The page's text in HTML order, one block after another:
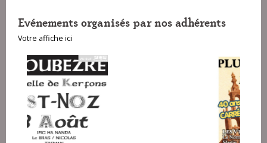
Evénements organisés par nos adhérents
Votre affiche ici